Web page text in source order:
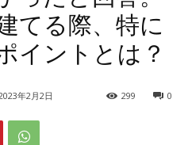
てる際、特に
イントとは？
年2月2日 0
299